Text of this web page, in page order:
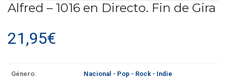
Alfred – 1016 en Directo. Fin de Gira
21,95€
Género: Nacional - Pop - Rock - Indie